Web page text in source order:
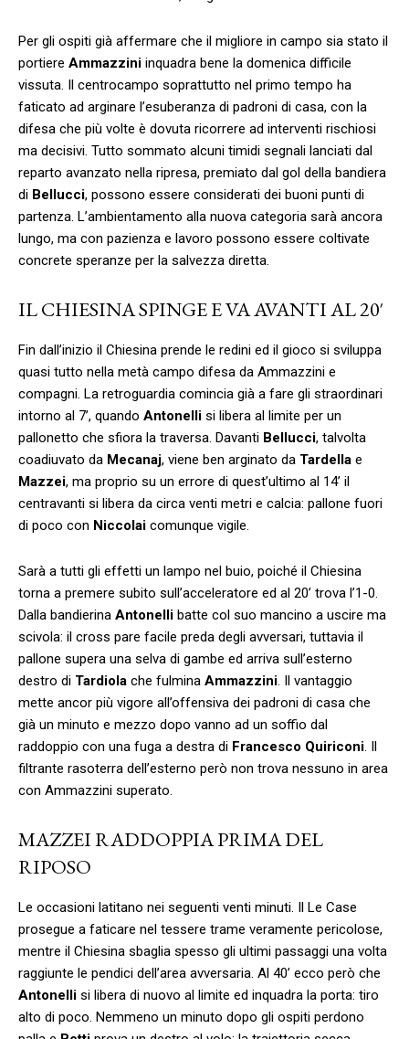
Per gli ospiti già affermare che il migliore in campo sia stato il
portiere Ammazzini inquadra bene la domenica difficile
vissuta. Il centrocampo soprattutto nel primo tempo ha
faticato ad arginare l’esuberanza di padroni di casa, con la
difesa che più volte è dovuta ricorrere ad interventi rischiosi
ma decisivi. Tutto sommato alcuni timidi segnali lanciati dal
reparto avanzato nella ripresa, premiato dal gol della bandiera
di Bellucci, possono essere considerati dei buoni punti di
partenza. L’ambientamento alla nuova categoria sarà ancora
lungo, ma con pazienza e lavoro possono essere coltivate
concrete speranze per la salvezza diretta.
IL CHIESINA SPINGE E VA AVANTI AL 20′
Fin dall’inizio il Chiesina prende le redini ed il gioco si sviluppa
quasi tutto nella metà campo difesa da Ammazzini e
compagni. La retroguardia comincia già a fare gli straordinari
intorno al 7’, quando Antonelli si libera al limite per un
pallonetto che sfiora la traversa. Davanti Bellucci, talvolta
coadiuvato da Mecanaj, viene ben arginato da Tardella e
Mazzei, ma proprio su un errore di quest’ultimo al 14’ il
centravanti si libera da circa venti metri e calcia: pallone fuori
di poco con Niccolai comunque vigile.
Sarà a tutti gli effetti un lampo nel buio, poiché il Chiesina
torna a premere subito sull’acceleratore ed al 20’ trova l’1-0.
Dalla bandierina Antonelli batte col suo mancino a uscire ma
scivola: il cross pare facile preda degli avversari, tuttavia il
pallone supera una selva di gambe ed arriva sull’esterno
destro di Tardiola che fulmina Ammazzini. Il vantaggio
mette ancor più vigore all’offensiva dei padroni di casa che
già un minuto e mezzo dopo vanno ad un soffio dal
raddoppio con una fuga a destra di Francesco Quiriconi. Il
filtrante rasoterra dell’esterno però non trova nessuno in area
con Ammazzini superato.
MAZZEI RADDOPPIA PRIMA DEL
RIPOSO
Le occasioni latitano nei seguenti venti minuti. Il Le Case
prosegue a faticare nel tessere trame veramente pericolose,
mentre il Chiesina sbaglia spesso gli ultimi passaggi una volta
raggiunte le pendici dell’area avversaria. Al 40’ ecco però che
Antonelli si libera di nuovo al limite ed inquadra la porta: tiro
alto di poco. Nemmeno un minuto dopo gli ospiti perdono